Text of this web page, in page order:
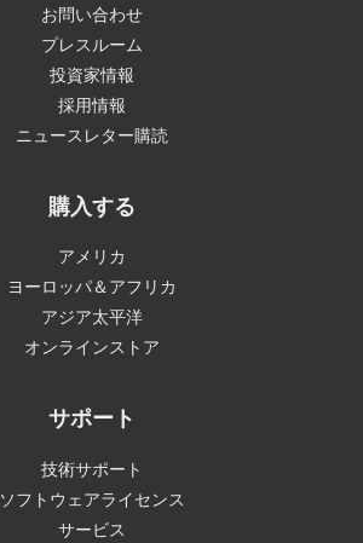
お問い合わせ
プレスルーム
投資家情報
採用情報
ニュースレター購読
購入する
アメリカ
ヨーロッパ＆アフリカ
アジア太平洋
オンラインストア
サポート
技術サポート
ソフトウェアライセンス
サービス